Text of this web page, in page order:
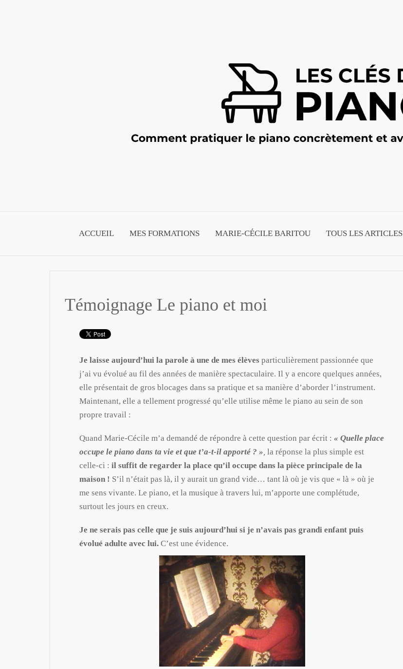
ACCUEIL MES FORMATIONS MARIE-CÉCILE BARITOU TOUS LES ARTICLES
Témoignage Le piano et moi
Je laisse aujourd’hui la parole à une de mes élèves particulièrement passionnée que
j’ai vu évolué au fil des années de manière spectaculaire. Il y a encore quelques années,
elle présentait de gros blocages dans sa pratique et sa manière d’aborder l’instrument.
Maintenant, elle a tellement progressé qu’elle utilise même le piano au sein de son
propre travail :
Quand Marie-Cécile m’a demandé de répondre à cette question par écrit : « Quelle place
occupe le piano dans ta vie et que t’a-t-il apporté ? », la réponse la plus simple est
celle-ci : il suffit de regarder la place qu’il occupe dans la pièce principale de la
maison ! S’il n’était pas là, il y aurait un grand vide… tant là où je vis que « là » où je
me sens vivante. Le piano, et la musique à travers lui, m’apporte une complétude,
surtout les jours en creux.
Je ne serais pas celle que je suis aujourd’hui si je n’avais pas grandi enfant puis
évolué adulte avec lui. C’est une évidence.